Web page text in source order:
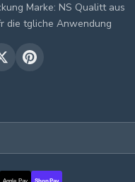
Marke: NS Qualitt aus
die tgliche Anwendung